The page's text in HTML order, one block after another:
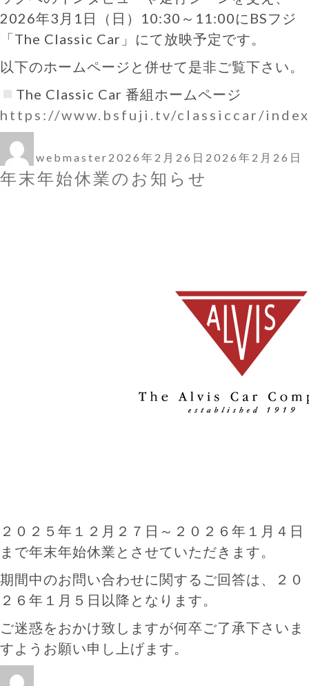
2026年3月1日（日）10:30～11:00にBSフジ
「The Classic Car」にて放映予定です。
以下のホームページと併せて是非ご覧下さい。
The Classic Car 番組ホームページ
https://www.bsfuji.tv/classiccar/
稿
者
webmaster 稿
日:
2026年2月26日 2026年2月26日
年末年始休業のお知らせ
２０２５年１２月２７日～２０２６年１月４日
まで年末年始休業とさせていただきます。
期間中のお問い合わせに関するご回答は、２０
２６年１月５日以降となります。
ご迷惑をおかけ致しますが何卒ご了承下さいま
すようお願い申し上げます。